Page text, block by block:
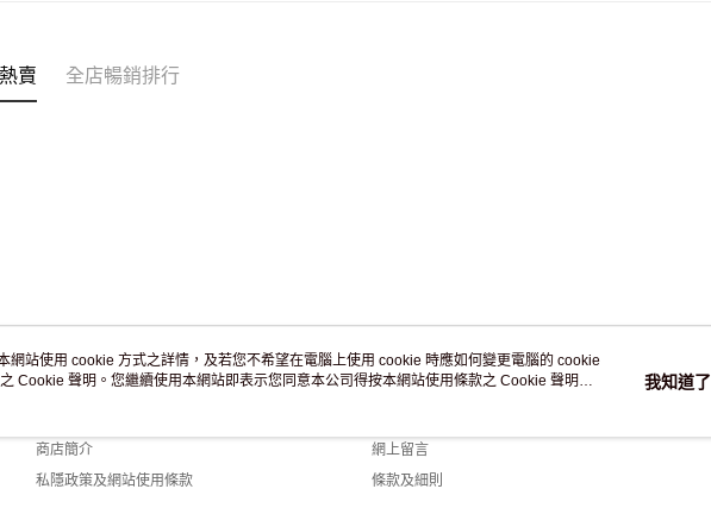
賣 全店暢銷排行
關於我們
商店簡介
私隱政策及網站使用條款
客戶服務
網上留言
條款及細則
網站使用 cookie 方式之詳情，及若您不希望在電腦上使用 cookie 時應如何變更電腦的 cookie
Cookie 聲明。您繼續使用本網站即表示您同意本公司得按本網站使用條款之 Cookie 聲明使
我知道了